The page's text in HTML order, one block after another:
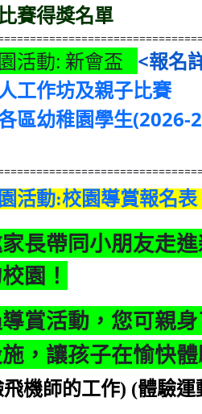
- - - - - - - - - - - - - - - - - - -
2026-07-
校外活
賽得獎名單
活動:新會盃 <報名
工作坊及親子比賽
區幼稚園學生(2026-
活動:校園導賞報名表
長帶同小朋友走
園！
賞活動，您可親
， 讓孩子在愉快
飛機師的工作) (體驗運